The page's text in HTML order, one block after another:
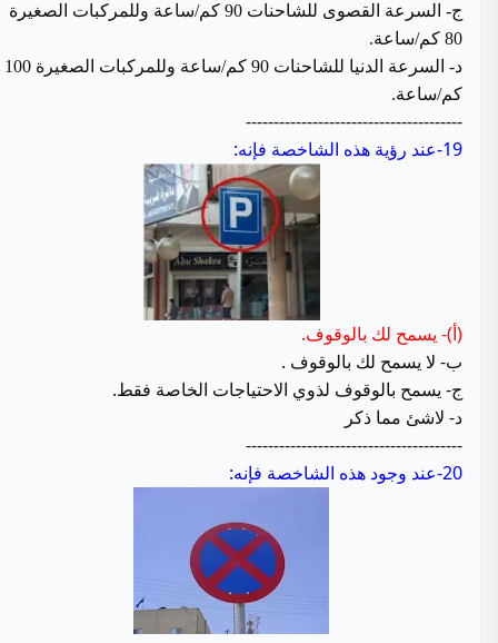
ج- السرعة القصوى للشاحنات 90 كم/ساعة وللمركبات الصغيرة
80 كم/ساعة.
د- السرعة الدنيا للشاحنات 90 كم/ساعة وللمركبات الصغيرة 100
كم/ساعة.
---------------------------------------
19-عند رؤية هذه الشاخصة فإنه:
(أ)- يسمح لك بالوقوف.
ب- لا يسمح لك بالوقوف .
ج- يسمح بالوقوف لذوي الاحتياجات الخاصة فقط.
د- لاشئ مما ذكر
---------------------------------------
20-عند وجود هذه الشاخصة فإنه: